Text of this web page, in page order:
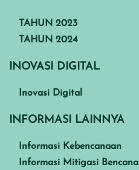
TAHUN 2023
TAHUN 2024
INOVASI DIGITAL
Inovasi Digital
INFORMASI LAINNYA
Informasi Kebencanaan
Informasi Mitigasi Bencana